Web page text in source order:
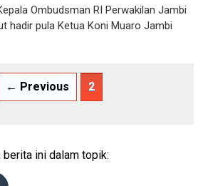
Ombudsman RI Perwakilan Jambi
hadir pula Ketua Koni Muaro Jambi
← Previous 2
ini dalam topik: